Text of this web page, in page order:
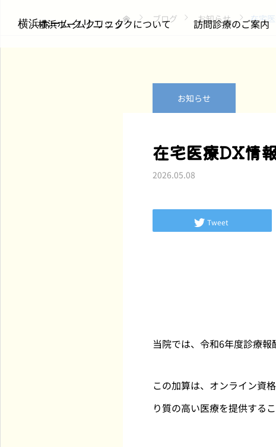
横浜ホームクリニック
横浜ホームクリニックについて 訪問診療のご案内
m3.comの医療従事者向
した（全3回シリーズ・
第1回）
ブログ お知らせ 在宅
お知らせ
在宅医療DX情
2026.05.08
Tweet
当院では、令和6年度診療
この加算は、オンライン資
り質の高い医療を提供する